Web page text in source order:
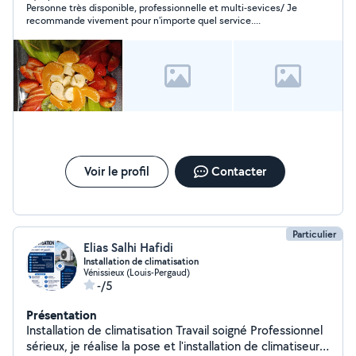
Personne très disponible, professionnelle et multi-sevices/ Je
recommande vivement pour n'importe quel service....
Voir le profil Contacter
Particulier
Elias Salhi Hafidi
Installation de climatisation
Vénissieux (Louis-Pergaud)
-/5
Présentation
Installation de climatisation Travail soigné Professionnel
sérieux, je réalise la pose et l'installation de climatiseurs